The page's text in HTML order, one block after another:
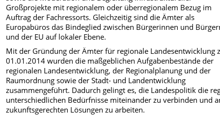
Großprojekte mit regionalem oder überregionalem Bezug im
Auftrag der Fachressorts. Gleichzeitig sind die Ämter als
Europabüros das Bindeglied zwischen Bürgerinnen und
und der EU auf lokaler Ebene.
Mit der Gründung der Ämter für regionale Landesentwicklung
01.01.2014 wurden die maßgeblichen Aufgabenbestände der
regionalen Landesentwicklung, der Regionalplanung und der
Raumordnung sowie der Stadt- und Landentwicklung
zusammengeführt. Dadurch gelingt es, die Landespolitik die
unterschiedlichen Bedürfnisse miteinander zu verbinden und
zukunftsgerechten Lösungen zu arbeiten.